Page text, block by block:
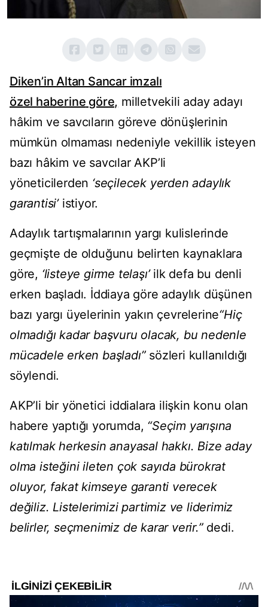
Diken’in Altan Sancar imzalı
özel haberine göre, milletvekili aday adayı
hâkim ve savcıların göreve dönüşlerinin
mümkün olmaması nedeniyle vekillik isteyen
bazı hâkim ve savcılar AKP’li
yöneticilerden ‘seçilecek yerden adaylık
garantisi’ istiyor.
Adaylık tartışmalarının yargı kulislerinde
geçmişte de olduğunu belirten kaynaklara
göre, ‘listeye girme telaşı’ilk defa bu denli
erken başladı. İddiaya göre adaylık düşünen
bazı yargı üyelerinin yakın çevrelerine“Hiç
olmadığı kadar başvuru olacak, bu nedenle
mücadele erken başladı”sözleri kullanıldığı
söylendi.
AKP’li bir yönetici iddialara ilişkin konu olan
habere yaptığı yorumda, “Seçim yarışına
katılmak herkesin anayasal hakkı. Bize aday
olma isteğini ileten çok sayıda bürokrat
oluyor, fakat kimseye garanti verecek
değiliz. Listelerimizi partimiz ve liderimiz
belirler, seçmenimiz de karar verir.” dedi.